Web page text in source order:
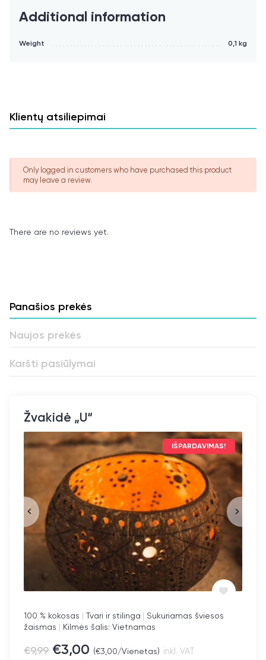
Additional information
Weight 0,1 kg
Klientų atsiliepimai
Only logged in customers who have purchased this product
may leave a review.
There are no reviews yet.
Panašios prekės
Naujos prekės
Karšti pasiūlymai
Žvakidė „U“
IŠPARDAVIMAS!
100 % kokosas | Tvari ir stilinga | Sukuriamas šviesos
žaismas | Kilmės šalis: Vietnamas
€9,99 €3,00 (€3,00/Vienetas) inkl. VAT